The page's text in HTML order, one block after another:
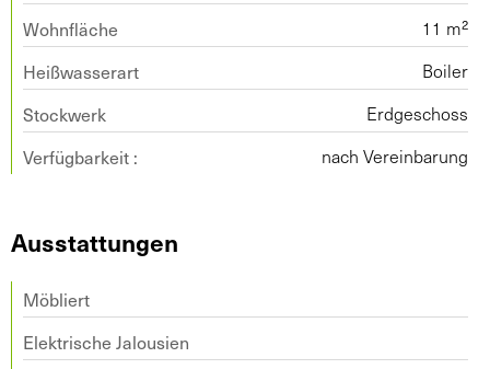
Wohnfläche 11 m²
Heißwasserart Boiler
Stockwerk Erdgeschoss
Verfügbarkeit : nach Vereinbarung
Ausstattungen
Möbliert
Elektrische Jalousien